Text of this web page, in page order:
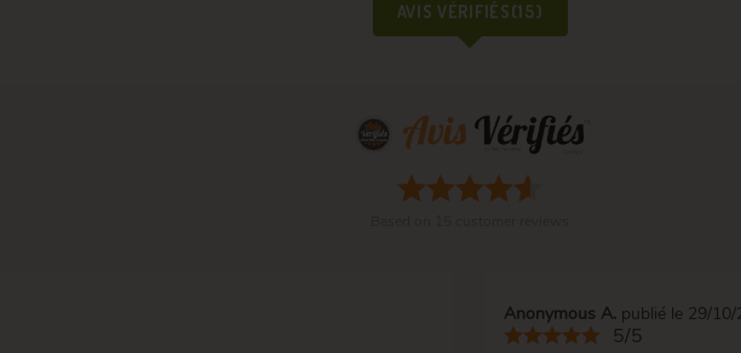
AVIS VÉRIFIÉS(15)
Anonymous A. publié le 29/10/
5/5